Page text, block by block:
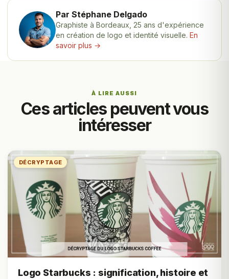
Par Stéphane Delgado
Graphiste à Bordeaux, 25 ans d'expérience
en création de logo et identité visuelle. En
savoir plus →
À LIRE AUSSI
Ces articles peuvent vous
intéresser
DÉCRYPTAGE
Logo Starbucks : signification, histoire et